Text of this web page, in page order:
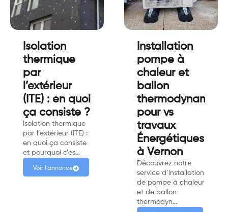
Isolation
thermique
par
l’extérieur
(ITE) : en quoi
ça consiste ?
Isolation thermique
par l’extérieur (ITE) :
en quoi ça consiste
et pourquoi c’es…
Voir l'annonce
Installation
pompe à
chaleur et
ballon
pour vs
travaux
Énergétiques
à Vernon
Découvrez notre
service d’installation
de pompe à chaleur
et de ballon
thermodyn…